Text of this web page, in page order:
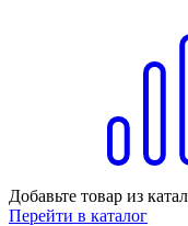
Добавьте товар из
Перейти в каталог